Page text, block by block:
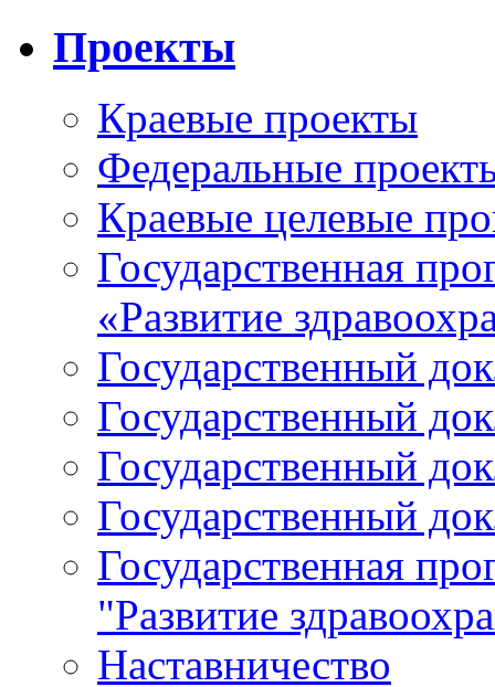
Проекты
Краевые проекты
Федеральные
Краевые целевые
Государственная
«Развитие
Государственный
Государственный
Государственный
Государственный
Государственная
"Развитие
Наставничество